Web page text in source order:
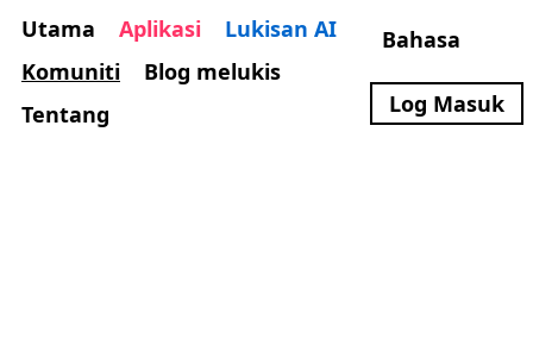
Utama Aplikasi
Lukisan AI
Komuniti
Blog melukis
Tentang
Bahasa
Log Masuk